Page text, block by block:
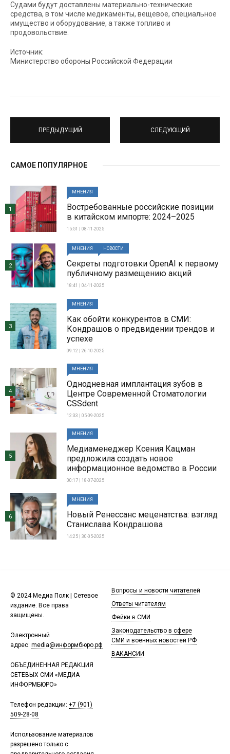
Судами будут доставлены материально-технические
средства, в том числе медикаменты, вещевое, специальное
имущество и оборудование, а также топливо и
продовольствие.
Источник:
Министерство обороны Российской Федерации
ПРЕДЫДУЩИЙ СЛЕДУЮЩИЙ
САМОЕ ПОПУЛЯРНОЕ
МНЕНИЯ
Востребованные российские позиции
в китайском импорте: 2024–2025
15:51 | 08-11-2025
1
МНЕНИЯ НОВОСТИ
Секреты подготовки OpenAI к первому
публичному размещению акций
18:41 | 04-11-2025
2
МНЕНИЯ
Как обойти конкурентов в СМИ:
Кондрашов о предвидении трендов и
успехе
09:12 | 26-10-2025
3
МНЕНИЯ
Однодневная имплантация зубов в
Центре Современной Стоматологии
CSSdent
12:33 | 05-09-2025
4
МНЕНИЯ
Медиаменеджер Ксения Кацман
предложила создать новое
информационное ведомство в России
00:17 | 18-07-2025
5
МНЕНИЯ
Новый Ренессанс меценатства: взгляд
Станислава Кондрашова
14:25 | 30-05-2025
6
© 2024 Медиа Полк | Сетевое
издание. Все права
защищены.
Электронный
адрес: media@информбюро.рф
ОБЪЕДИНЕННАЯ РЕДАКЦИЯ
СЕТЕВЫХ СМИ «МЕДИА
ИНФОРМБЮРО»
Телефон редакции: +7 (901)
509-28-08
Использование материалов
разрешено только с
Вопросы и новости читателей
Ответы читателям
Фейки в СМИ
Законодательство в сфере
СМИ и военных новостей РФ
ВАКАНСИИ